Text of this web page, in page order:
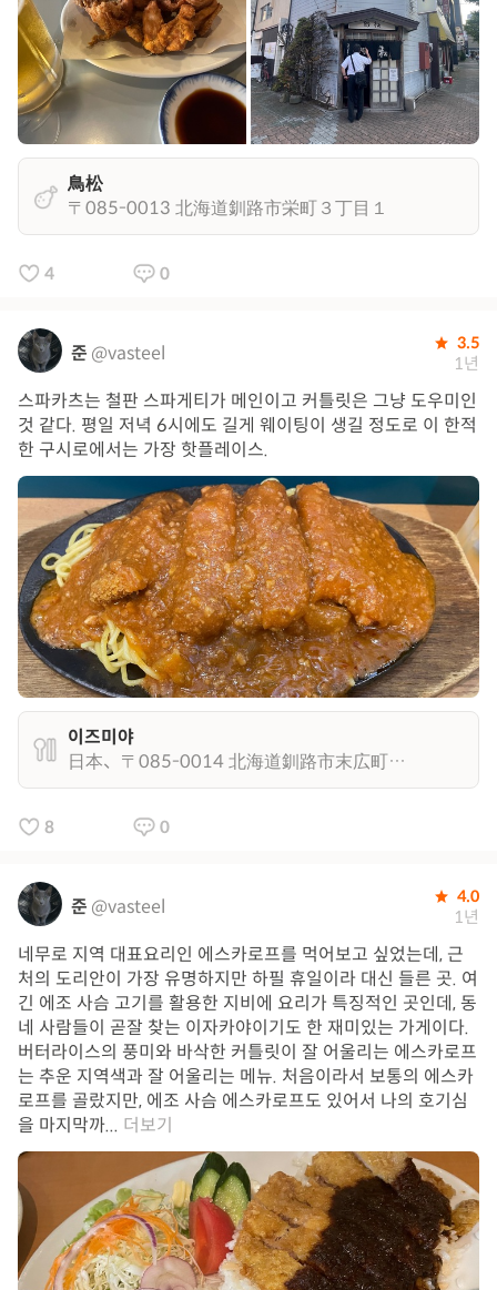
鳥松
〒085-0013 北海道釧路市栄町３丁目１
4 0
준 @vasteel 3.5
1년
스파카츠는 철판 스파게티가 메인이고 커틀릿은 그냥 도우미인
것 같다. 평일 저녁 6시에도 길게 웨이팅이 생길 정도로 이 한적
한 구시로에서는 가장 핫플레이스.
이즈미야
日本、〒085-0014 北海道釧路市末広町２丁目 ポロネ
8 0
준 @vasteel 4.0
1년
네무로 지역 대표요리인 에스카로프를 먹어보고 싶었는데, 근
처의 도리안이 가장 유명하지만 하필 휴일이라 대신 들른 곳. 여
긴 에조 사슴 고기를 활용한 지비에 요리가 특징적인 곳인데, 동
네 사람들이 곧잘 찾는 이자카야이기도 한 재미있는 가게이다.
버터라이스의 풍미와 바삭한 커틀릿이 잘 어울리는 에스카로프
는 추운 지역색과 잘 어울리는 메뉴. 처음이라서 보통의 에스카
로프를 골랐지만, 에조 사슴 에스카로프도 있어서 나의 호기심
을 마지막까... 더보기